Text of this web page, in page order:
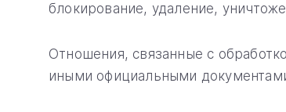
блокирование, удаление,
Отношения, связанные с
иными официальными